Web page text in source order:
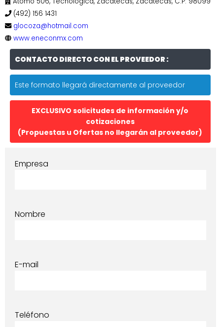
(492) 156 1431
glocoza@hotmail.com
www.eneconmx.com
CONTACTO DIRECTO CON EL PROVEEDOR :
Este formato llegará directamente al proveedor
EXCLUSIVO solicitudes de información y/o
cotizaciones
(Propuestas u Ofertas no llegarán al proveedor)
Empresa
Nombre
E-mail
Teléfono